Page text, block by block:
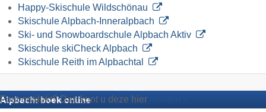
Happy-Skischule Wildschönau
Skischule Alpbach-Inneralpbach
Ski- und Snowboardschule Alpbach Aktiv
Skischule skiCheck Alpbach
Skischule Reith im Alpbachtal
Fout ontdekt? Dan kunt u deze hier
Alpbach: boek online